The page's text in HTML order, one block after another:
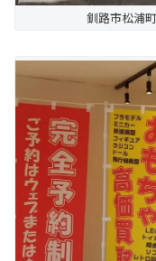
釧路市松浦